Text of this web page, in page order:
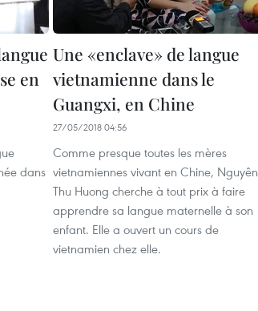
en
dans
Une «enclave» de langue
vietnamienne dans le
Guangxi, en Chine
27/05/2018 04:56
Comme presque toutes les mères
vietnamiennes vivant en Chine, Nguyên
Thu Huong cherche à tout prix à faire
apprendre sa langue maternelle à son
enfant. Elle a ouvert un cours de
vietnamien chez elle.